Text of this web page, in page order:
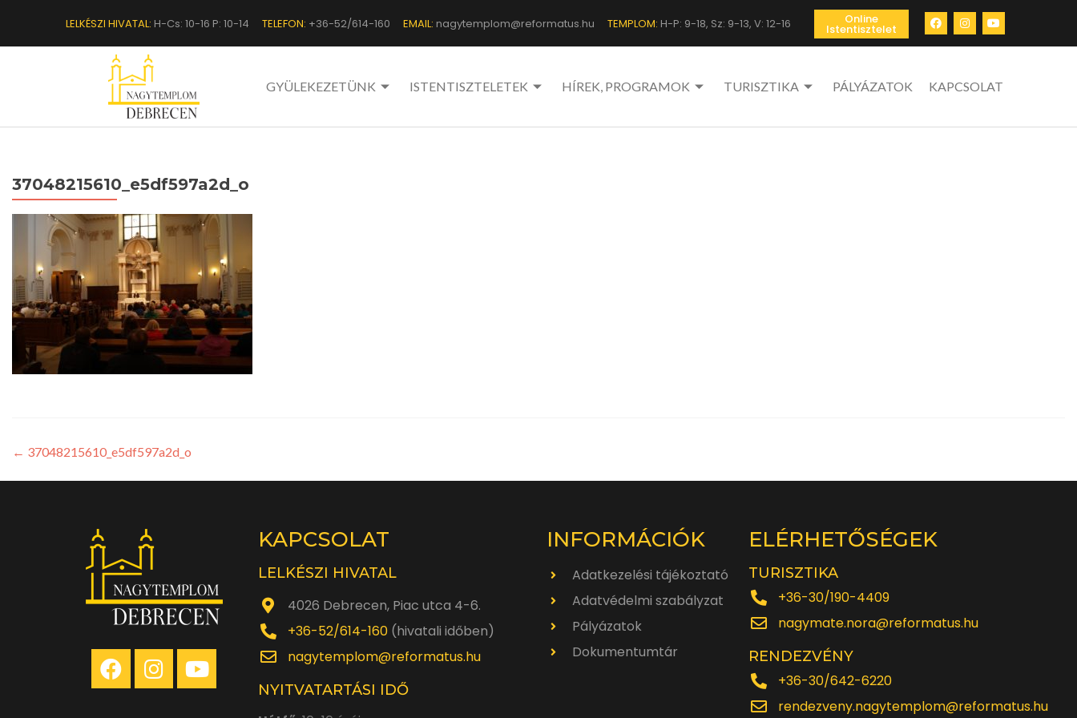
LELKÉSZI HIVATAL: H-Cs: 10-16 P: 10-14 TELEFON: +36-52/614-160 EMAIL: nagytemplom@reformatus.hu TEMPLOM: H-P: 9-18, Sz: 9-13, V: 12-16 Online
Istentisztelet
GYÜLEKEZETÜNK ISTENTISZTELETEK HÍREK, PROGRAMOK TURISZTIKA PÁLYÁZATOK KAPCSOLAT
37048215610_e5df597a2d_o
← 37048215610_e5df597a2d_o
KAPCSOLAT
LELKÉSZI HIVATAL
4026 Debrecen, Piac utca 4-6.
+36-52/614-160 (hivatali időben)
nagytemplom@reformatus.hu
NYITVATARTÁSI IDŐ
INFORMÁCIÓK
Adatkezelési tájékoztató
Adatvédelmi szabályzat
Pályázatok
Dokumentumtár
ELÉRHETŐSÉGEK
TURISZTIKA
+36-30/190-4409
nagymate.nora@reformatus.hu
RENDEZVÉNY
+36-30/642-6220
rendezveny.nagytemplom@reformatus.hu